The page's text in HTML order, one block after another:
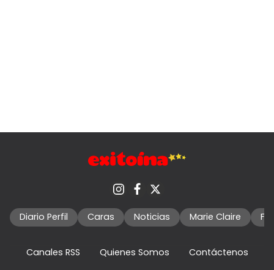
Diario Perfil Caras Noticias Marie Claire
Canales RSS Quienes Somos
Contáctenos